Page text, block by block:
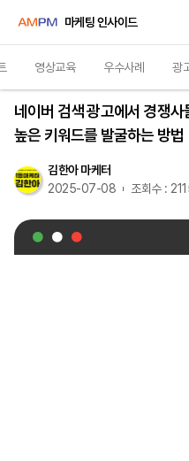
마케팅 인사이드
영상교육 우수사례 광
영상교육
네이버 검색 광고에서 경쟁
높은 키워드를 발굴하는 방법
김한아 마케터
2025-07-08
조회수 :